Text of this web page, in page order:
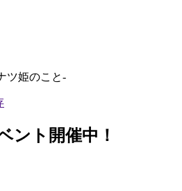
ツ姫のこと-
ント開催中！